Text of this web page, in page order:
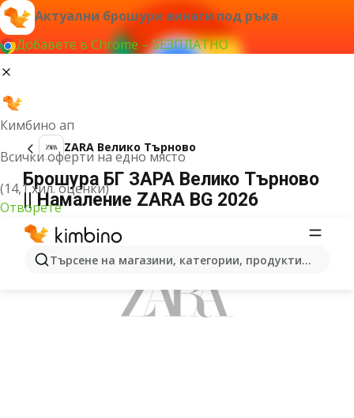
Актуални брошури винаги под ръка
Добавете в Chrome – БЕЗПЛАТНО
Кимбино ап
Всички оферти на едно място
(14,1 хил. оценки)
Отворете
Търсене на магазини, категории, продукти...
ZARA Велико Търново
Брошура БГ ЗАРА Велико Търново
|| Hамаление ZARA BG 2026